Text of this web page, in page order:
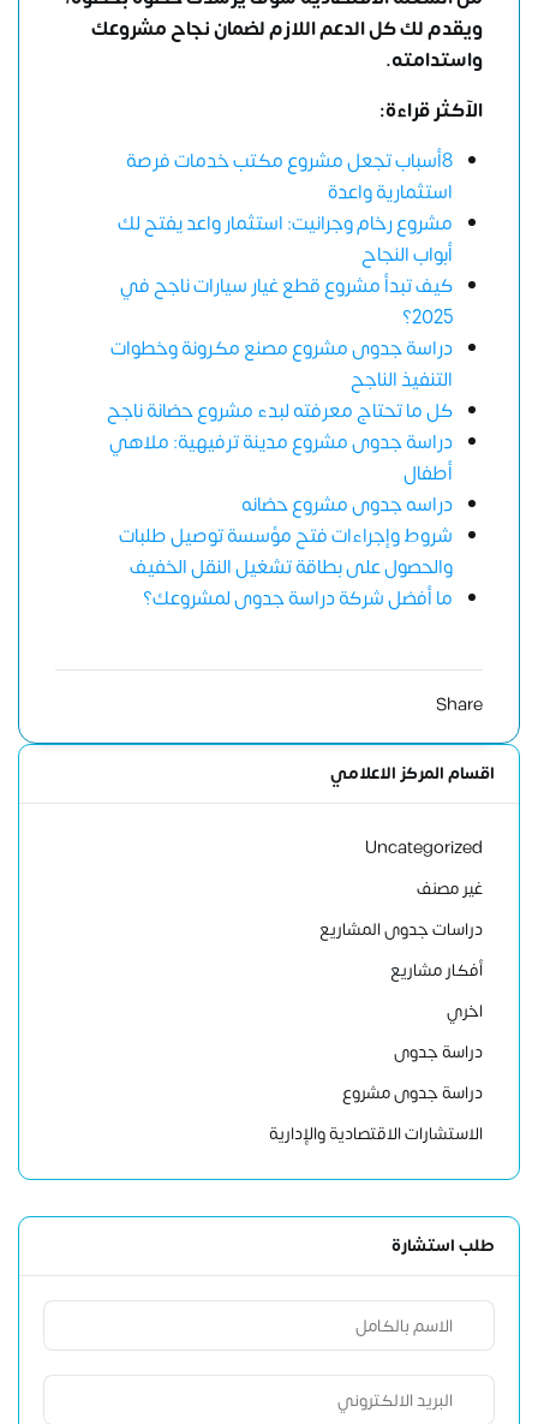
ويقدم لك كل الدعم اللازم لضمان نجاح مشروعك
واستدامته.
الآكثر قراءة:
8أسباب تجعل مشروع مكتب خدمات فرصة
استثمارية واعدة
مشروع رخام وجرانيت: استثمار واعد يفتح لك
أبواب النجاح
كيف تبدأ مشروع قطع غيار سيارات ناجح في
2025؟
دراسة جدوى مشروع مصنع مكرونة وخطوات
التنفيذ الناجح
كل ما تحتاج معرفته لبدء مشروع حضانة ناجح
دراسة جدوى مشروع مدينة ترفيهية: ملاهي
أطفال
دراسه جدوى مشروع حضانه
شروط وإجراءات فتح مؤسسة توصيل طلبات
والحصول على بطاقة تشغيل النقل الخفيف
ما أفضل شركة دراسة جدوى لمشروعك؟
Share
اقسام المركز الاعلامي
Uncategorized
غير مصنف
دراسات جدوى المشاريع
أفكار مشاريع
اخري
دراسة جدوى
دراسة جدوى مشروع
الاستشارات الاقتصادية والإدارية
طلب استشارة